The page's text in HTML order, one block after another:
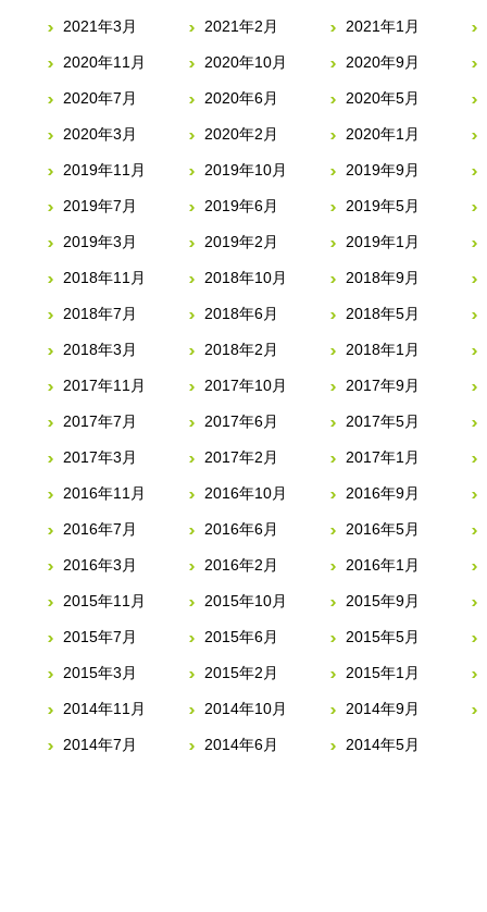
2021年3月 2021年2月 2021年1月
2020年11月 2020年10月 2020年9月
2020年7月 2020年6月 2020年5月
2020年3月 2020年2月 2020年1月
2019年11月 2019年10月 2019年9月
2019年7月 2019年6月 2019年5月
2019年3月 2019年2月 2019年1月
2018年11月 2018年10月 2018年9月
2018年7月 2018年6月 2018年5月
2018年3月 2018年2月 2018年1月
2017年11月 2017年10月 2017年9月
2017年7月 2017年6月 2017年5月
2017年3月 2017年2月 2017年1月
2016年11月 2016年10月 2016年9月
2016年7月 2016年6月 2016年5月
2016年3月 2016年2月 2016年1月
2015年11月 2015年10月 2015年9月
2015年7月 2015年6月 2015年5月
2015年3月 2015年2月 2015年1月
2014年11月 2014年10月 2014年9月
2014年7月 2014年6月 2014年5月